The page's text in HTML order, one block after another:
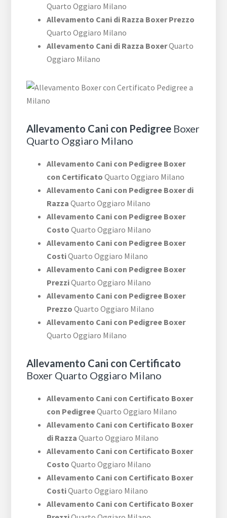
Quarto Oggiaro Milano
Allevamento Cani di Razza Boxer Prezzo
Quarto Oggiaro Milano
Allevamento Cani di Razza BoxerQuarto
Oggiaro Milano
Allevamento Cani con Pedigree Boxer
Quarto Oggiaro Milano
Allevamento Cani con Pedigree Boxer
con Certificato Quarto Oggiaro Milano
Allevamento Cani con Pedigree Boxer di
Razza Quarto Oggiaro Milano
Allevamento Cani con Pedigree Boxer
Costo Quarto Oggiaro Milano
Allevamento Cani con Pedigree Boxer
CostiQuarto Oggiaro Milano
Allevamento Cani con Pedigree Boxer
PrezziQuarto Oggiaro Milano
Allevamento Cani con Pedigree Boxer
Prezzo Quarto Oggiaro Milano
Allevamento Cani con Pedigree Boxer
Quarto Oggiaro Milano
Allevamento Cani con Certificato
Boxer Quarto Oggiaro Milano
Allevamento Cani con Certificato Boxer
con PedigreeQuarto Oggiaro Milano
Allevamento Cani con Certificato Boxer
di Razza Quarto Oggiaro Milano
Allevamento Cani con Certificato Boxer
Costo Quarto Oggiaro Milano
Allevamento Cani con Certificato Boxer
CostiQuarto Oggiaro Milano
Allevamento Cani con Certificato Boxer